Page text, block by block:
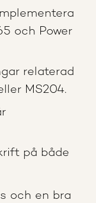
och Power
relaterad
MS204.
på både
och en bra